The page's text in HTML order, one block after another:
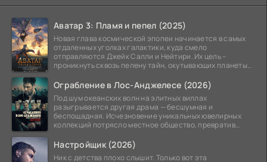
Аватар 3: Пламя и пепел (2025)
Новая глава космической эпопеи начинается в самых
отдаленных уголках галактики, куда смело
отправляются Джейк Салли и Нейтири. Их цель –
проникнуть сквозь пелену тайн, окутывающих планеты
Ограбление в Лос-Анджелесе (2026)
Под шум океанских волн на элитных виллах
разыгрывается другая драма — бесшумная и
беспощадная. Исчезновение уникальных ювелирных
коллекций потрясло местное общество, превратив
Настройщик (2026)
Ник с детства плохо слышит. Только вот эта